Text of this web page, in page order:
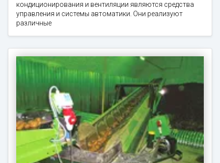
кондиционирования и вентиляции являются средства
управления и системы автоматики. Они реализуют
различные